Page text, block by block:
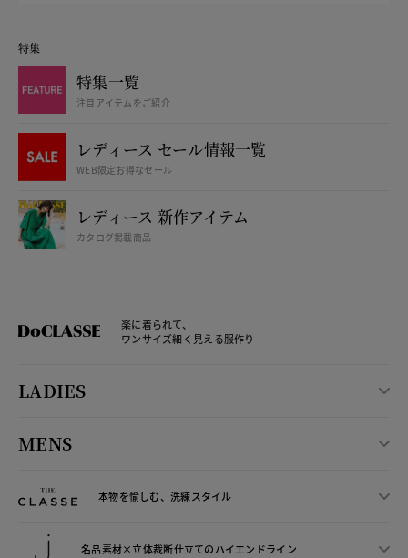
特集
特集一覧
注目アイテムをご紹介
レディース セール情報一覧
WEB限定お得なセール
レディース 新作アイテム
カタログ掲載商品
楽に着られて、
ワンサイズ細く見える服作り
LADIES
MENS
本物を愉しむ、洗練スタイル
名品素材×立体裁断仕立てのハイエンドライン